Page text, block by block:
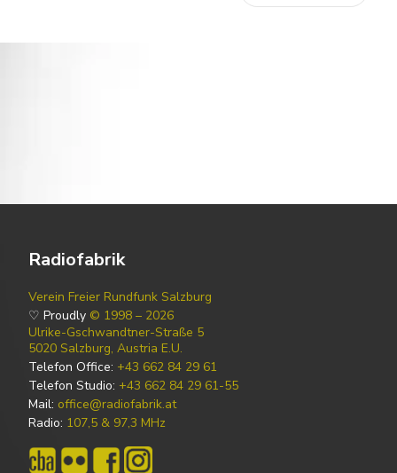
Radiofabrik
Verein Freier Rundfunk Salzburg
♡ Proudly © 1998 – 2026
Ulrike-Gschwandtner-Straße 5
5020 Salzburg, Austria E.U.
Telefon Office: +43 662 84 29 61
Telefon Studio: +43 662 84 29 61-55
Mail: office@radiofabrik.at
Radio: 107,5 & 97,3 MHz